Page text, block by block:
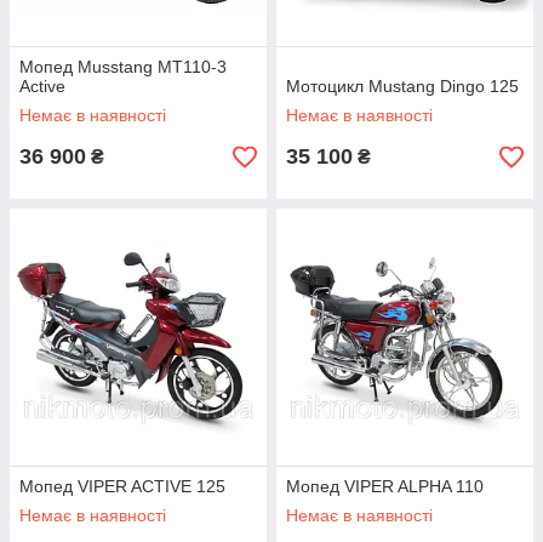
Мопед Musstang MT110-3
Active
Немає в наявності
36 900 ₴
Мотоцикл Mustang Dingo 125
Немає в наявності
35 100 ₴
Мопед VIPER ACTIVE 125
Немає в наявності
Мопед VIPER ALPHA 110
Немає в наявності